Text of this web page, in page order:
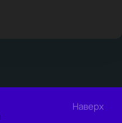
Наверх